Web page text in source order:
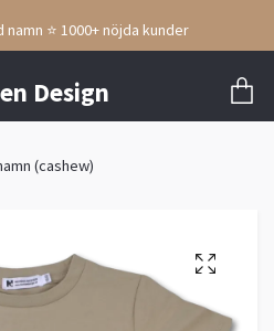
⭐ 1000+ nöjda kunder
Design
(cashew)